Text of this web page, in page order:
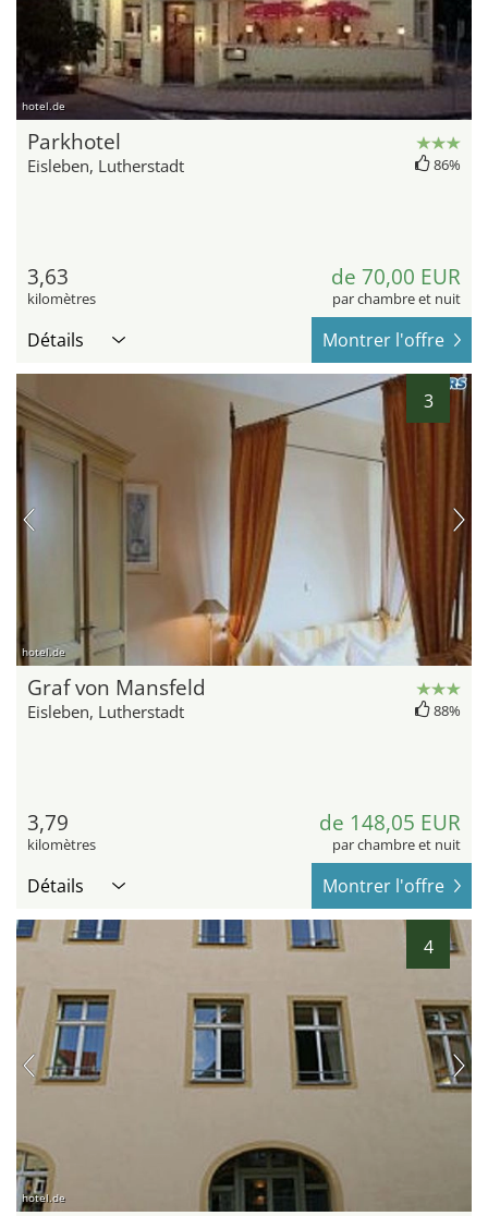
hotel.de
Parkhotel
Eisleben, Lutherstadt 86%
3,63
kilomètres
de 70,00 EUR
par chambre et nuit
Détails Montrer l'offre
3
hotel.de
Graf von Mansfeld
Eisleben, Lutherstadt 88%
3,79
kilomètres
de 148,05 EUR
par chambre et nuit
Détails Montrer l'offre
4
hotel.de